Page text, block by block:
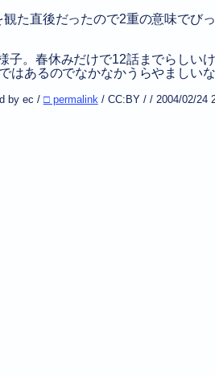
観た直後だったので2重の意味でび
。春休みだけで12話までらしいけ
あるのでなかなかうらやましいな
by ec / □ permalink/ CC:BY/ / 2004/02/24